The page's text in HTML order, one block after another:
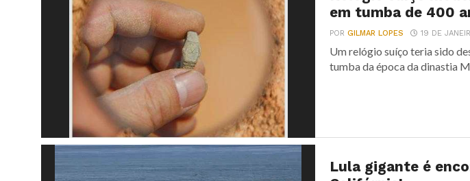
em tumba de 400
PORGILMAR LOPES 19 DE
Um relógio suíço teria sido
tumba da época da dinastia
Lula gigante é